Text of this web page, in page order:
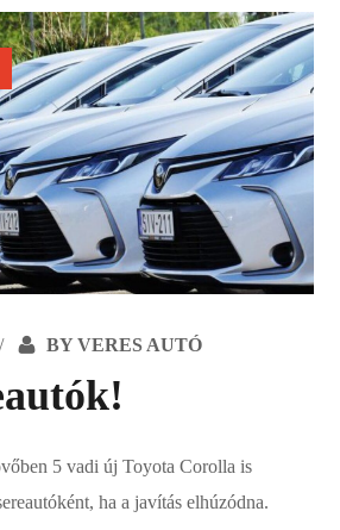
BYVERES AUTÓ
5 vadi új Toyota Corolla is
ha a javítás elhúzódna.